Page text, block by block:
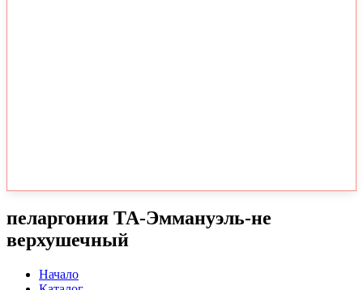
пеларгония ТА-Эммануэль-не
верхушечный
Начало